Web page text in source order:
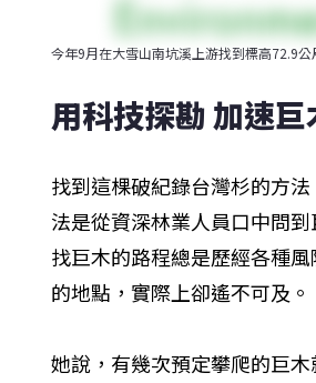
今年9月在大雪山南坑溪上游找到標高72.9
用科技探勘 加速
找到這棵破紀錄台灣杉的方
法是從資深林業人員口中問
找巨木的路程總是歷經各種
的地點，實際上卻遙不可及。
她說，有幾次預定攀爬的巨